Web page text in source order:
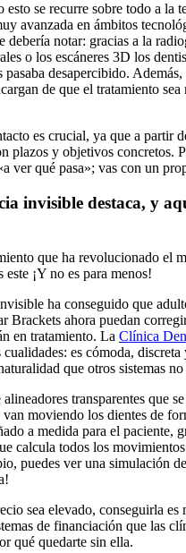
esto se recurre sobre todo a la
avanzada en ámbitos
debería notar: gracias a la
o los escáneres 3D los
pasaba desapercibido.
de que el tratamiento sea
es crucial, ya que a partir
plazos y objetivos concretos.
ver qué pasa»; vas con un
invisible destaca, y
que ha revolucionado el
este ¡Y no es para menos!
ha conseguido que
Brackets ahora puedan
en tratamiento. La Clínica
es cómoda, discreta
que otros sistemas
transparentes que
van moviendo los dientes de
a medida para el paciente,
calcula todos los
puedes ver una simulación
sea elevado, conseguirla es
de financiación que las
qué quedarte sin ella.